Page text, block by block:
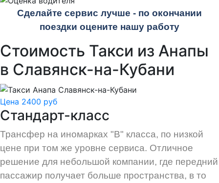
Сделайте сервис лучше - по окончании
поездки оцените нашу работу
Стоимость Такси из Анапы
в Славянск-на-Кубани
Цена 2400 руб
Стандарт-класс
Трансфер на иномарках "В" класса, по низкой
цене при том же уровне сервиса. Отличное
решение для небольшой компании, где передний
пассажир получает больше пространства, в то